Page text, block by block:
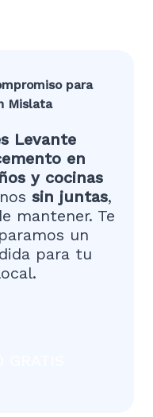
para
Mislata
Levante
en
y cocinas
sin juntas,
mantener. Te
un
para tu